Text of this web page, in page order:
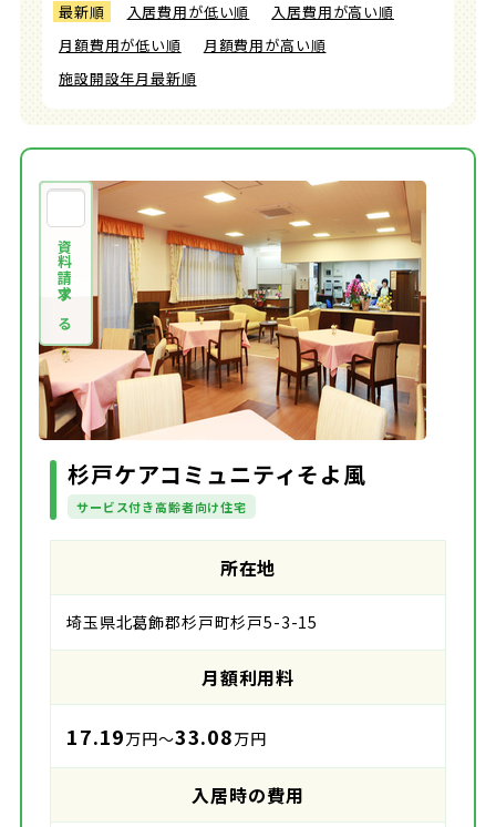
最新順 入居費用が低い順
入居費用が高い順
月額費用が低い順
月額費用が高い順
施設開設年月最新順
資料請求する
杉戸ケアコミュニティそよ風
サービス付き高齢者向け住宅
所在地
埼玉県北葛飾郡杉戸町杉戸5-3-15
月額利用料
17.19万円～33.08万円
入居時の費用